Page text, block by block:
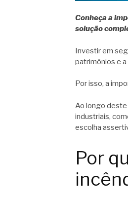
Conheça a
solução
Investir em
patrimônios e
Por isso, a
Ao longo
industriais,
escolha
Por